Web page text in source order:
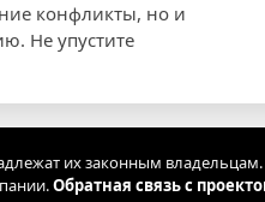
конфликты, но и
Не упустите
их законным
Обратная связь с